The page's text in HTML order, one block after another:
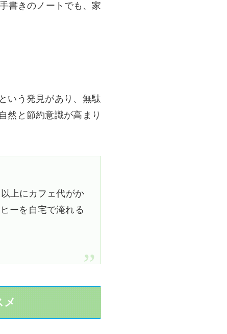
書きのノートでも、家
いう発見があり、無駄
然と節約意識が高まり
上にカフェ代がか
ーを自宅で淹れる